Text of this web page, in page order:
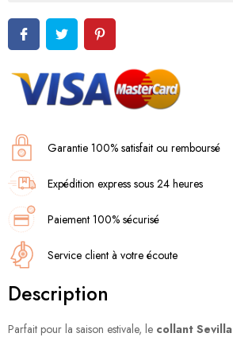
Garantie 100% satisfait ou remboursé
Expédition express sous 24 heures
Paiement 100% sécurisé
Service client à votre écoute
Description
Parfait pour la saison estivale, le collant Sevilla